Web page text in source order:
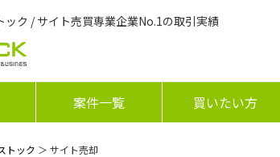
ック / サイト売買専業企業No.1の取引実績
案件一覧 買いたい方
トック ＞ サイト売却